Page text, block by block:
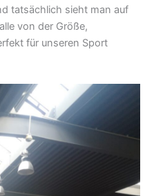
tatsächlich sieht man auf
von der Größe,
für unseren Sport